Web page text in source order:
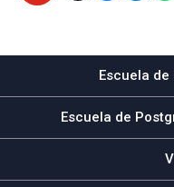
Escuela
Escuela de